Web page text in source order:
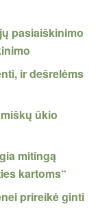
pasiaiškinimo
ir dešrelėms
ūkio
mitingą
kartoms“
prireikė ginti